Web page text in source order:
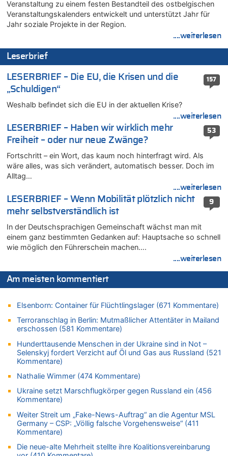
Drohnen mit Strengstoff? War es Russland?
08.08.2026 - 18:41 von JoKrings zu
Leipzig, Mechernich und die Frage: Wer steckt hinter den
08.08.2026 - 18:39 von JoKrings zu
Leipzig, Mechernich und die Frage: Wer steckt hinter den
Drohnen mit Strengstoff? War es Russland?
08.08.2026 - 18:07 von Hubert F. zu
Belgier knackt Jackpot bei Lotterie EuroMillions und gewinnt
08.08.2026 - 17:46 von Der Alte zu
Belgier knackt Jackpot bei Lotterie EuroMillions und gewinnt
mehr als 111 Millionen €
08.08.2026 - 17:45 von Der Alte zu
Zwölf Jahre nach Aachener Bankraub: 70-Jähriger gefasst
Leipzig, Mechernich und die Frage: Wer steckt hinter den
Drohnen mit Strengstoff? War es Russland?
Zweite Hitzewelle in diesem Sommer ist jetzt amtlich
08.08.2026 - 16:20 von Russentrolle zu
Leipzig, Mechernich und die Frage: Wer steckt hinter den
08.08.2026 - 15:34 von JoKrings zu
Leipzig, Mechernich und die Frage: Wer steckt hinter den
08.08.2026 - 15:32 von 5/11 zu
Mehrere Menschen in Londons City niedergestochen
08.08.2026 - 15:19 von Guido Scholzen zu
Leipzig, Mechernich und die Frage: Wer steckt hinter den
Drohnen mit Strengstoff? War es Russland?
Belgier knackt Jackpot bei Lotterie EuroMillions und gewinnt
mehr als 111 Millionen €
08.08.2026 - 14:47 von Peer Wermuth zu
Leipzig, Mechernich und die Frage: Wer steckt hinter den
Drohnen mit Strengstoff? War es Russland?
08.08.2026 - 14:29 von Achso Dax zu
In Belgien missachten zwei von drei Autofahrern das
Veranstaltung zu einem festen Bestandteil des ostbelgischen
Veranstaltungskalenders entwickelt und unterstützt Jahr für
Jahr soziale Projekte in der Region.
....weiterlesen
Leserbrief
157
LESERBRIEF – Die EU, die Krisen und die
„Schuldigen“
Weshalb befindet sich die EU in der aktuellen Krise?
....weiterlesen
53
LESERBRIEF – Haben wir wirklich mehr
Freiheit – oder nur neue Zwänge?
Fortschritt – ein Wort, das kaum noch hinterfragt wird. Als
wäre alles, was sich verändert, automatisch besser. Doch im
Alltag…
....weiterlesen
9
LESERBRIEF – Wenn Mobilität plötzlich nicht
mehr selbstverständlich ist
In der Deutschsprachigen Gemeinschaft wächst man mit
einem ganz bestimmten Gedanken auf: Hauptsache so schnell
wie möglich den Führerschein machen….
....weiterlesen
Am meisten kommentiert
Elsenborn: Container für Flüchtlingslager (671 Kommentare)
Terroranschlag in Berlin: Mutmaßlicher Attentäter in Mailand
erschossen (581 Kommentare)
Hunderttausende Menschen in der Ukraine sind in Not –
Selenskyj fordert Verzicht auf Öl und Gas aus Russland (521
Kommentare)
Nathalie Wimmer (474 Kommentare)
Ukraine setzt Marschflugkörper gegen Russland ein (456
Kommentare)
Weiter Streit um „Fake-News-Auftrag“ an die Agentur MSL
Germany – CSP: „Völlig falsche Vorgehensweise“ (411
Kommentare)
Die neue-alte Mehrheit stellte ihre Koalitionsvereinbarung